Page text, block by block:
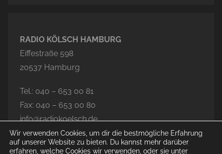
RADIO KÖLSCH HAMBURG
Eiffestraße 598
20537 Hamburg
Tel.: 040 – 653 00 81
Fax: 040 – 653 00 80
info@radiokoelsch.de
Wir verwenden Cookies, um dir die bestmögliche Erfahrung
auf unserer Website zu bieten. Du kannst mehr darüber
erfahren, welche Cookies wir verwenden, oder sie unter